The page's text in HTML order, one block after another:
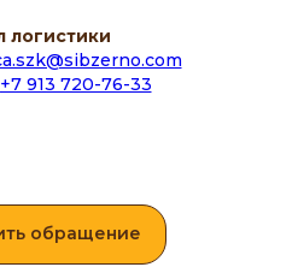
логистики
+7 913 720-76-33
обращение